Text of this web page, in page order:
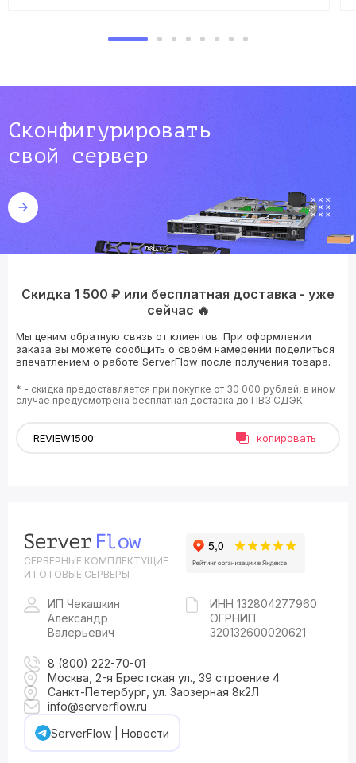
Сконфигурировать
свой сервер
Скидка 1 500 ₽ или бесплатная доставка - уже
сейчас 🔥
Мы ценим обратную связь от клиентов. При оформлении
заказа вы можете сообщить о своём намерении поделиться
впечатлением о работе ServerFlow после получения товара.
* - скидка предоставляется при покупке от 30 000 рублей, в ином
случае предусмотрена бесплатная доставка до ПВЗ СДЭК.
копировать
СЕРВЕРНЫЕ КОМПЛЕКТУЩИЕ
И ГОТОВЫЕ СЕРВЕРЫ
ИП Чекашкин
Александр
Валерьевич
ИНН 132804277960
ОГРНИП
320132600020621
8 (800) 222-70-01
Москва, 2-я Брестская ул., 39 строение 4
Санкт-Петербург, ул. Заозерная 8к2Л
info@serverflow.ru
ServerFlow | Новости